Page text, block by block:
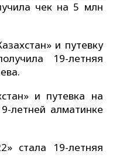
чек на 5 млн
и путевку
19-летняя
и путевка на
летней алматинке
стала 19-летняя